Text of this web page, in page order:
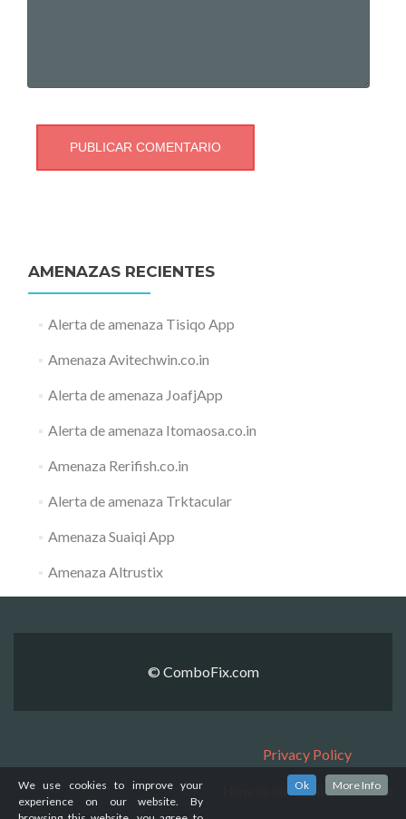
AMENAZAS RECIENTES
Alerta de amenaza Tisiqo App
Amenaza Avitechwin.co.in
Alerta de amenaza JoafjApp
Alerta de amenaza Itomaosa.co.in
Amenaza Rerifish.co.in
Alerta de amenaza Trktacular
Amenaza Suaiqi App
Amenaza Altrustix
© ComboFix.com
Privacy Policy
How to uninstall ComboFix
We use cookies to improve your
experience on our website. By
Ok More Info